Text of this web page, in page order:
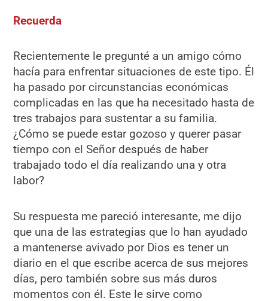
Recuerda
Recientemente le pregunté a un amigo cómo
hacía para enfrentar situaciones de este tipo. Él
ha pasado por circunstancias económicas
complicadas en las que ha necesitado hasta de
tres trabajos para sustentar a su familia.
¿Cómo se puede estar gozoso y querer pasar
tiempo con el Señor después de haber
trabajado todo el día realizando una y otra
labor?
Su respuesta me pareció interesante, me dijo
que una de las estrategias que lo han ayudado
a mantenerse avivado por Dios es tener un
diario en el que escribe acerca de sus mejores
días, pero también sobre sus más duros
momentos con él. Este le sirve como